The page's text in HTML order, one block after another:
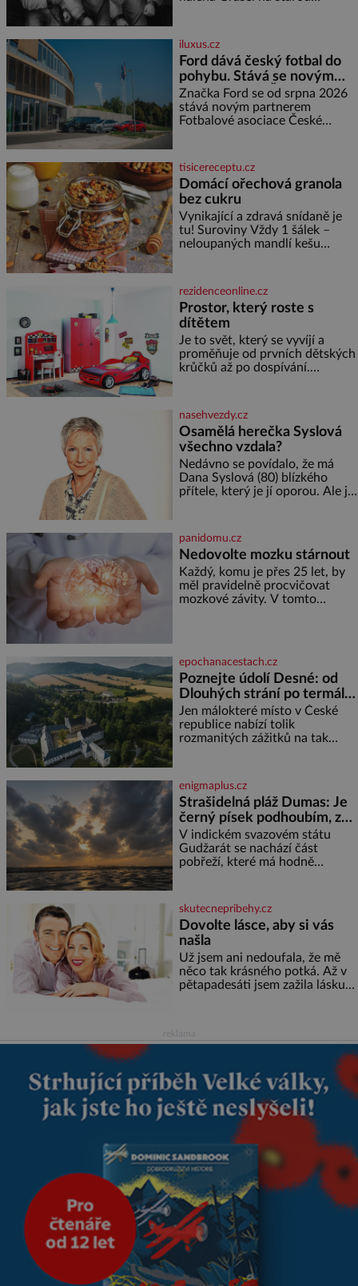
nemůže, protože žádné nemá,
spokojí se lupič s několika
měďáky a štůčky látky. Zraněná
žena pár dní nato umírá. Je to
muž nebývale krutý. Jeho činy
budí hrůzu ještě dlouho po jeho
smrti
iluxus.cz
Ford dává český fotbal do
pohybu. Stává se novým
partnerem FAČR
Značka Ford se od srpna 2026
stává novým partnerem
Fotbalové asociace České
asociace, reprezentačních týmů
i českého fotbalu v regionech.
Partner
tisicereceptu.cz
Domácí ořechová granola
bez cukru
Vynikající a zdravá snídaně je
tu! Suroviny Vždy 1 šálek –
neloupaných mandlí kešu
semínek dýně rozinek 3 šálky
ovesných vloček 1 lžíce mlet
rezidenceonline.cz
Prostor, který roste s
dítětem
Je to svět, který se vyvíjí a
proměňuje od prvních dětských
krůčků až po dospívání.
soustředění i odpočinek a
reaguje na každou etapu života
a specifické potřeby dítěte. Pro
nejmenší je klíčová
jednoduchost, měkkost a
bezpečí, proto by pokoj
miminka měl působit především
nasehvezdy.cz
Osamělá herečka Syslová
všechno vzdala?
Nedávno se povídalo, že má
Dana Syslová (80) blízkého
přítele, který je jí oporou. Ale je
častěji mluví o svém odchodu.
Dohnala ji snad samota? Půs
panidomu.cz
Nedovolte mozku stárnout
Každý, komu je přes 25 let, by
měl pravidelně procvičovat
mozkové závity. V tomto
jméno kolegy z práce. Nebo
marně v paměti lovíte název
knížky, kterou jste nedávno
přečetli. Je to opravdu tak, s
věkem jako kdyby se paměť
rozhodla stávkovat. Cvičte
epochanacestach.cz
Poznejte údolí Desné: od
Dlouhých strání po termální
prameny
Jen málokteré místo v České
republice nabízí tolik
rozmanitých zážitků na tak
jediného dne můžete
nahlédnout do útrob jedné z
nejvýznamnějších vodních
elektráren v Evropě, vydat se na
horské hřebeny, projet se na
koloběžce a den zakončit
poznáváním památek ve
enigmaplus.cz
Strašidelná pláž Dumas: Je
černý písek podhoubím, ze
kterého roste zlo?
V indickém svazovém státu
Gudžarát se nachází část
pobřeží, které má hodně
Proč má pláž takové netypické
zbarvení? Nakolik jsou pravd
skutecnepribehy.cz
Dovolte lásce, aby si vás
našla
Už jsem ani nedoufala, že mě
něco tak krásného potká. Až v
pětapadesáti jsem zažila lásku
nás dali dohromady, Toník byl
dobře zaopatřený mladý muž.
Manželství nám oběma moc
nesvědčilo, brzy jsme zjistili, že